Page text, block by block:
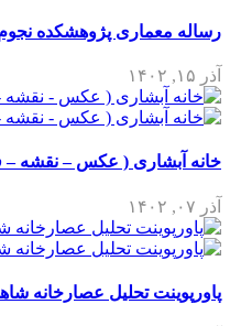
رساله معماری پژوهشکده
آذر ۱۵, ۱۴۰۲
خانه آبشاری ( عکس – نقشه –
آذر ۰۷, ۱۴۰۲
پاورپوینت تحلیل عصارخانه شاهی